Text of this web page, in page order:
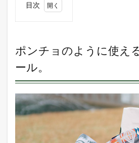
目次
のよ
うに
使え
るダ
ウン
ー
ル。
ポンチョのように使え
ール。